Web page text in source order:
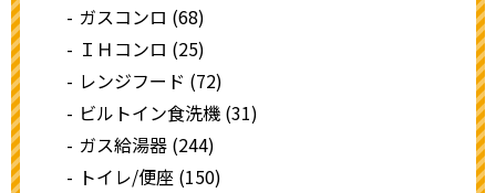
ガスコンロ (68)
ＩＨコンロ (25)
レンジフード (72)
ビルトイン食洗機 (31)
ガス給湯器 (244)
トイレ/便座 (150)